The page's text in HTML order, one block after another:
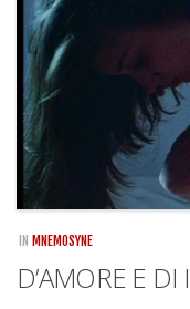
Come eravamo
Mnemosyne
IN MNEMOSYNE
D’AMORE E DI